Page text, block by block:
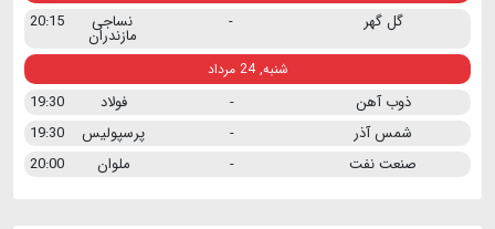
گل گهر - نساجی
مازندران
20:15
شنبه, 24 مرداد
ذوب آهن - فولاد
19:30
شمس آذر
- پرسپولیس
19:30
صنعت نفت
- ملوان 20:00